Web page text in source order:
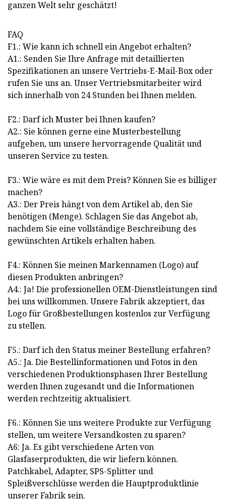
ganzen Welt sehr geschätzt!
FAQ
F1.: Wie kann ich schnell ein Angebot erhalten?
A1.: Senden Sie Ihre Anfrage mit detaillierten
Spezifikationen an unsere Vertriebs-E-Mail-Box oder
rufen Sie uns an. Unser Vertriebsmitarbeiter wird
sich innerhalb von 24 Stunden bei Ihnen melden.
F2.: Darf ich Muster bei Ihnen kaufen?
A2.: Sie können gerne eine Musterbestellung
aufgeben, um unsere hervorragende Qualität und
unseren Service zu testen.
F3.: Wie wäre es mit dem Preis? Können Sie es billiger
machen?
A3.: Der Preis hängt von dem Artikel ab, den Sie
benötigen (Menge). Schlagen Sie das Angebot ab,
nachdem Sie eine vollständige Beschreibung des
gewünschten Artikels erhalten haben.
F4.: Können Sie meinen Markennamen (Logo) auf
diesen Produkten anbringen?
A4.: Ja! Die professionellen OEM-Dienstleistungen sind
bei uns willkommen. Unsere Fabrik akzeptiert, das
Logo für Großbestellungen kostenlos zur Verfügung
zu stellen.
F5.: Darf ich den Status meiner Bestellung erfahren?
A5.: Ja. Die Bestellinformationen und Fotos in den
verschiedenen Produktionsphasen Ihrer Bestellung
werden Ihnen zugesandt und die Informationen
werden rechtzeitig aktualisiert.
F6.: Können Sie uns weitere Produkte zur Verfügung
stellen, um weitere Versandkosten zu sparen?
A6: Ja. Es gibt verschiedene Arten von
Glasfaserprodukten, die wir liefern können.
Patchkabel, Adapter, SPS-Splitter und
Spleißverschlüsse werden die Hauptproduktlinie
unserer Fabrik sein.